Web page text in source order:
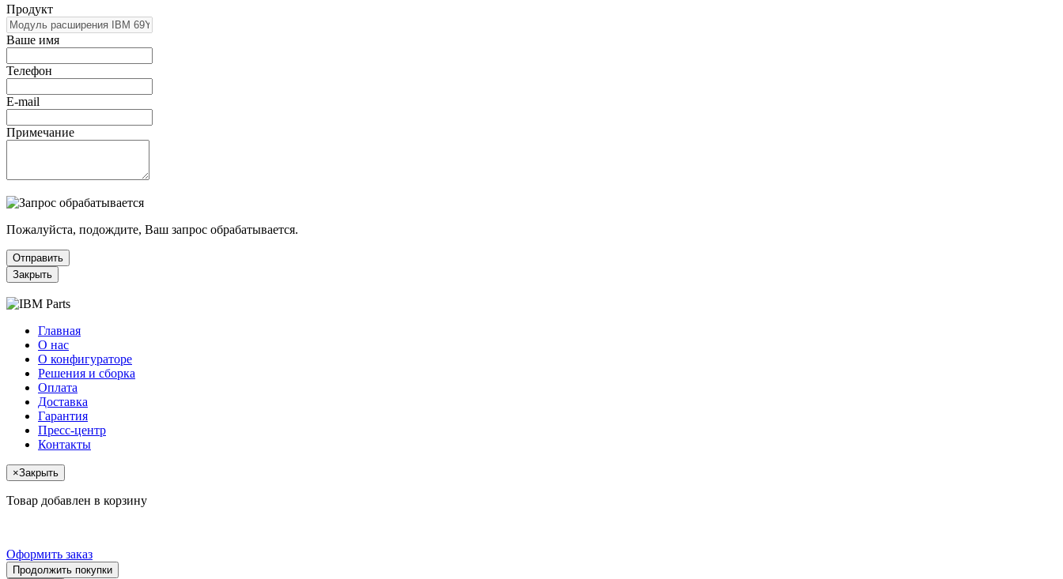
Продукт
Ваше имя
Телефон
E-mail
Примечание
Пожалуйста, подождите, Ваш запрос обрабатывается.
Отправить
Закрыть
Главная
О нас
О конфигураторе
Решения и сборка
Оплата
Доставка
Гарантия
Пресс-центр
Контакты
×Закрыть
Товар добавлен в корзину
Оформить заказ
Продолжить покупки